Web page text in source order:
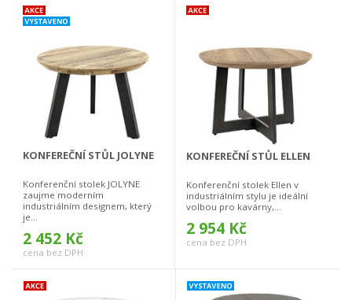
KONFEREČNÍ STŮL JOLYNE
Konferenční stolek JOLYNE
zaujme moderním
industriálním designem, který
je...
2 452 Kč
cena bez DPH
KONFEREČNÍ STŮL ELLEN
Konferenční stolek Ellen v
industriálním stylu je ideální
volbou pro kavárny,...
2 954 Kč
cena bez DPH